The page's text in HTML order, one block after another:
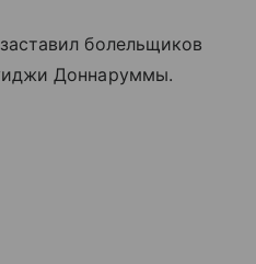
болельщиков
Доннаруммы.